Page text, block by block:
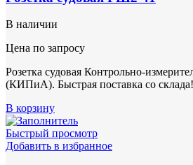
В наличии
Цена по запросу
Розетка судовая Контрольно-
(КИПиА). Быстрая поставка со склада!
В корзину
Быстрый просмотр
Добавить в избранное